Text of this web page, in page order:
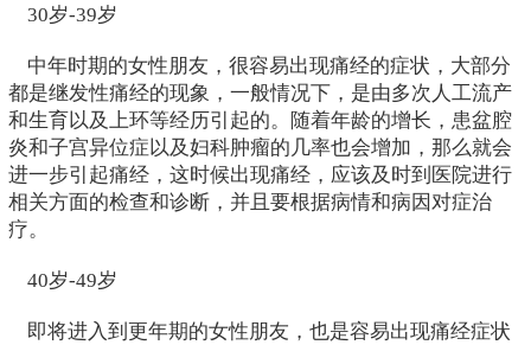
30岁-39岁
中年时期的女性朋友，很容易出现痛经的症状，大部分
都是继发性痛经的现象，一般情况下，是由多次人工流产
和生育以及上环等经历引起的。随着年龄的增长，患盆腔
炎和子宫异位症以及妇科肿瘤的几率也会增加，那么就会
进一步引起痛经，这时候出现痛经，应该及时到医院进行
相关方面的检查和诊断，并且要根据病情和病因对症治
疗。
40岁-49岁
即将进入到更年期的女性朋友，也是容易出现痛经症状